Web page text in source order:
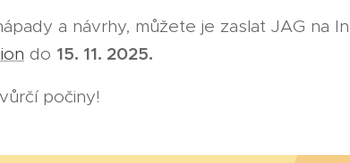
a návrhy, můžete je zaslat JAG na
do 15. 11. 2025.
počiny!